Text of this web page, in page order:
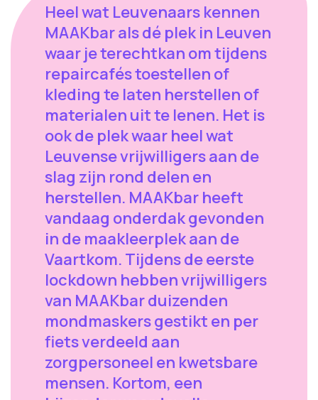
Heel wat Leuvenaars kennen
MAAKbar als dé plek in Leuven
waar je terechtkan om tijdens
repaircafés toestellen of
kleding te laten herstellen of
materialen uit te lenen. Het is
ook de plek waar heel wat
Leuvense vrijwilligers aan de
slag zijn rond delen en
herstellen. MAAKbar heeft
vandaag onderdak gevonden
in de maakleerplek aan de
Vaartkom. Tijdens de eerste
lockdown hebben vrijwilligers
van MAAKbar duizenden
mondmaskers gestikt en per
fiets verdeeld aan
zorgpersoneel en kwetsbare
mensen. Kortom, een